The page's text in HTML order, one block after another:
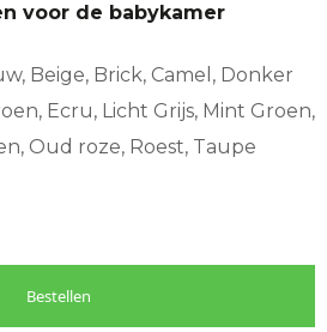
voor de babykamer
Beige, Brick, Camel, Donker
Ecru, Licht Grijs, Mint Groen,
Oud roze, Roest, Taupe
Bestellen